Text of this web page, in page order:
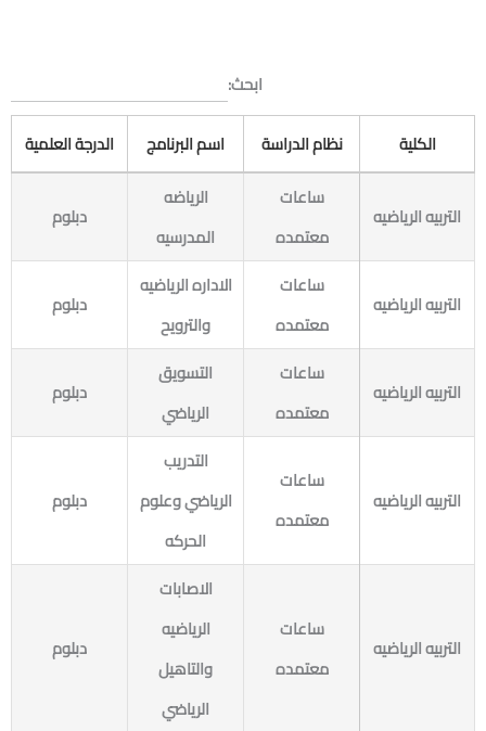
ابحث:
الكلية نظام الدراسة اسم البرنامج الدرجة العلمية
التربيه الرياضيه
ساعات
معتمده
الرياضه
المدرسيه
دبلوم
التربيه الرياضيه
ساعات
معتمده
الاداره الرياضيه
والترويح
دبلوم
التربيه الرياضيه
ساعات
معتمده
التسويق
الرياضي
دبلوم
التربيه الرياضيه
ساعات
معتمده
التدريب
الرياضي وعلوم
الحركه
دبلوم
التربيه الرياضيه
ساعات
معتمده
الاصابات
الرياضيه
والتاهيل
الرياضي
دبلوم